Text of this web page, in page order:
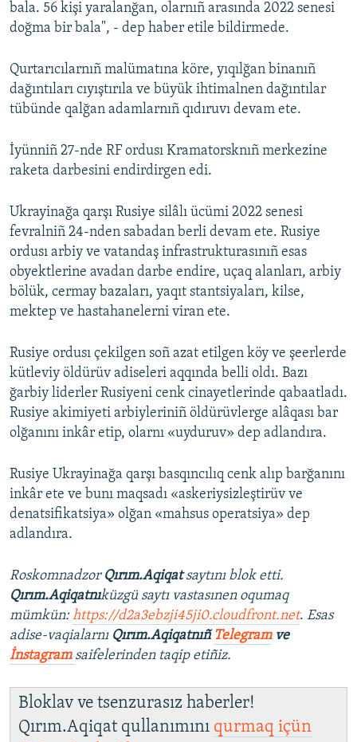
bala. 56 kişi yaralanğan, olarnıñ arasında 2022 senesi
doğma bir bala", - dep haber etile bildirmede.
Qurtarıcılarnıñ malümatına köre, yıqılğan binanıñ
dağıntıları cıyıştırıla ve büyük ihtimalnen dağıntılar
tübünde qalğan adamlarnıñ qıdıruvı devam ete.
İyünniñ 27-nde RF ordusı Kramatorsknıñ merkezine
raketa darbesini endirdirgen edi.
Ukrayinağa qarşı Rusiye silâlı ücümi 2022 senesi
fevralniñ 24-nden sabadan berli devam ete. Rusiye
ordusı arbiy ve vatandaş infrastrukturasınıñ esas
obyektlerine avadan darbe endire, uçaq alanları, arbiy
bölük, cermay bazaları, yaqıt stantsiyaları, kilse,
mektep ve hastahanelerni viran ete.
Rusiye ordusı çekilgen soñ azat etilgen köy ve şeerlerde
kütleviy öldürüv adiseleri aqqında belli oldı. Bazı
ğarbiy liderler Rusiyeni cenk cinayetlerinde qabaatladı.
Rusiye akimiyeti arbiyleriniñ öldürüvlerge alâqası bar
olğanını inkâr etip, olarnı «uyduruv» dep adlandıra.
Rusiye Ukrayinağa qarşı basqıncılıq cenk alıp barğanını
inkâr ete ve bunı maqsadı «askeriysizleştirüv ve
denatsifikatsiya» olğan «mahsus operatsiya» dep
adlandıra.
Roskomnadzor Qırım.Aqiqatsaytını blok etti.
Qırım.Aqiqatnıküzgü saytı vastasınen oqumaq
mümkün:https://d2a3ebzji45ji0.cloudfront.net. Esas
adise-vaqialarnı Qırım.Aqiqatnıñ Telegramve
İnstagram saifelerinden taqip etiñiz.
Bloklav ve tsenzurasız haberler!
Qırım.Aqiqat qullanımını qurmaq içün